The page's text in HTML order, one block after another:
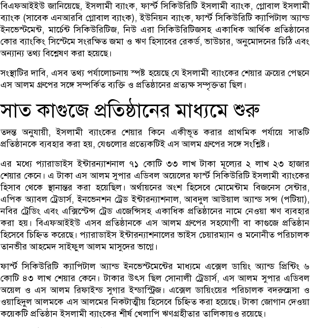
বিএফআইইউ জানিয়েছে, ইসলামী ব্যাংক, ফার্স্ট সিকিউরিটি ইসলামী ব্যাংক, গ্লোবাল ইসলামী
ব্যাংক (সাবেক এনআরবি গ্লোবাল ব্যাংক), ইউনিয়ন ব্যাংক, ফার্স্ট সিকিউরিটি ক্যাপিটাল অ্যান্ড
ইনভেস্টমেন্ট, মার্চেন্ট সিকিউরিটিজ, নিউ এরা সিকিউরিটিজসহ একাধিক আর্থিক প্রতিষ্ঠানের
কোর ব্যাংকিং সিস্টেমে সংরক্ষিত জমা ও ঋণ হিসাবের রেকর্ড, ভাউচার, অনুমোদনের চিঠি এবং
অন্যান্য তথ্য বিশ্লেষণ করা হয়েছে।
সংস্থাটির দাবি, এসব তথ্য পর্যালোচনায় স্পষ্ট হয়েছে যে ইসলামী ব্যাংকের শেয়ার ক্রয়ের পেছনে
এস আলম গ্রুপের সঙ্গে সম্পর্কিত ব্যক্তি ও প্রতিষ্ঠানের প্রত্যক্ষ সম্পৃক্ততা ছিল।
সাত কাগুজে প্রতিষ্ঠানের মাধ্যমে শুরু
তদন্ত অনুযায়ী, ইসলামী ব্যাংকের শেয়ার কিনে একীভূত করার প্রাথমিক পর্যায়ে সাতটি
প্রতিষ্ঠানকে ব্যবহার করা হয়, যেগুলোর প্রত্যেকটিই এস আলম গ্রুপের সঙ্গে সংশ্লিষ্ট।
এর মধ্যে প্যারাডাইস ইন্টারন্যাশনাল ৭১ কোটি ৩৩ লাখ টাকা মূল্যের ২ লাখ ২৩ হাজার
শেয়ার কেনে। এ টাকা এস আলম সুপার এডিবল অয়েলের ফার্স্ট সিকিউরিটি ইসলামী ব্যাংকের
হিসাব থেকে স্থানান্তর করা হয়েছিল। অর্থায়নের অংশ হিসেবে মোমেন্টাম বিজনেস সেন্টার,
এপিক অ্যাবল ট্রেডার্স, ইনভেনশন ট্রেড ইন্টারন্যাশনাল, আবদুল আউয়াল অ্যান্ড সন্স (পটিয়া),
নবির ট্রেডিং এবং এক্সিস্টেন্স ট্রেড এজেন্সিসহ একাধিক প্রতিষ্ঠানের নামে নেওয়া ঋণ ব্যবহার
করা হয়। বিএফআইইউ এসব প্রতিষ্ঠানকে এস আলম গ্রুপের সহযোগী বা কাগুজে প্রতিষ্ঠান
হিসেবে চিহ্নিত করেছে। প্যারাডাইস ইন্টারন্যাশনালের ভাইস চেয়ারম্যান ও মনোনীত পরিচালক
তানভীর আহমেদ সাইফুল আলম মাসুদের ভাগ্নে।
ফার্স্ট সিকিউরিটি ক্যাপিটাল অ্যান্ড ইনভেস্টমেন্টের মাধ্যমে এক্সেল ডায়িং অ্যান্ড প্রিন্টিং ৬
কোটি ৪৩ লাখ শেয়ার কেনে। টাকার উৎস ছিল সোনালী ট্রেডার্স, এস আলম সুপার এডিবল
অয়েল ও এস আলম রিফাইন্ড সুগার ইন্ডাস্ট্রিজ। এক্সেল ডায়িংয়ের পরিচালক বদরুন্নেসা ও
ওয়াহিদুল আলমকে এস আলমের নিকটাত্মীয় হিসেবে চিহ্নিত করা হয়েছে। টাকা জোগান দেওয়া
কয়েকটি প্রতিষ্ঠান ইসলামী ব্যাংকের শীর্ষ খেলাপি ঋণগ্রহীতার তালিকায়ও রয়েছে।